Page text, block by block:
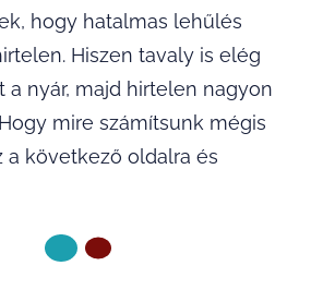
hogy hatalmas lehűlés
Hiszen tavaly is elég
a nyár, majd hirtelen nagyon
mire számítsunk mégis
a következő oldalra és